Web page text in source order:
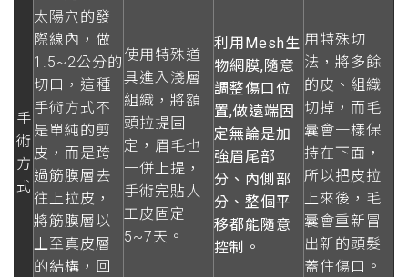
手
術
方
式
太陽穴的發
際線內，做
1.5~2公分的
切口，這種
手術方式不
是單純的剪
皮，而是跨
過筋膜層去
往上拉皮，
將筋膜層以
上至真皮層
的結構，回
使用特殊道
具進入淺層
組織，將額
頭拉提固
定，眉毛也
一併上提，
手術完貼人
工皮固定
5~7天。
利用Mesh生
物網膜,隨意
調整傷口位
置,做遠端固
定無論是加
強眉尾部
分、內側部
分、整個平
移都能隨意
控制 。
用特殊切
法，將多餘
的皮、組織
切掉，而毛
囊會一樣保
持在下面，
所以把皮拉
上來後，毛
囊會重新冒
出新的頭髮
蓋住傷口。